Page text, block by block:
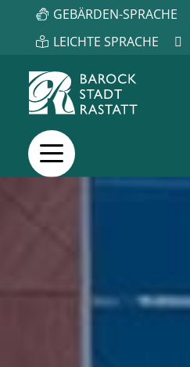
GEBÄRDEN-SPRACHE
LEICHTE SPRACHE